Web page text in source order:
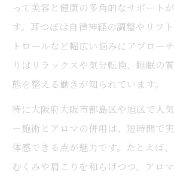
って美容と健康の多角的なサポート
す。耳つぼは自律神経の調整やリフ
トロールなど幅広い悩みにアプロー
りはリラックスや気分転換、睡眠の
態を整える働きが知られています。
特に大阪府大阪市都島区や旭区で人
ー施術とアロマの併用は、短時間で
体感できる点が魅力です。たとえば
むくみや肩こりを和らげつつ、アロ